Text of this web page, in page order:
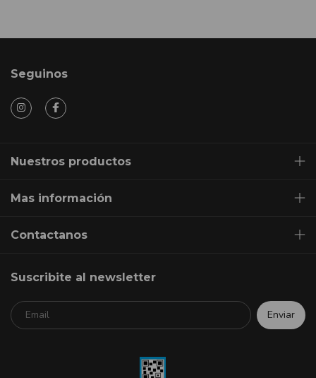
Seguinos
Nuestros productos
Mas información
Contactanos
Suscribite al newsletter